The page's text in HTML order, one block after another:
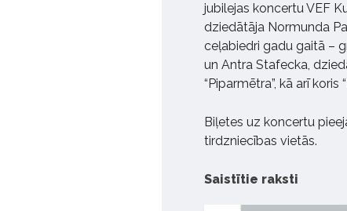
jubilejas koncertu VEF
dziedātāja Normunda
ceļabiedri gadu gaitā –
un Antra Stafecka,
“Piparmētra”, kā arī
Biļetes uz koncertu
tirdzniecības vietās.
Saistītie raksti